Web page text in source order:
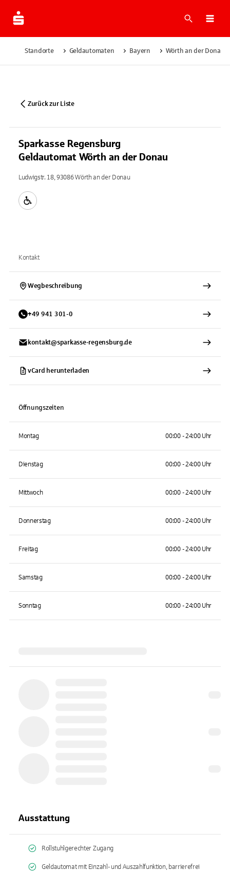
Suche
Standorte Geldautomaten Bayern Wörth an der Donau
Zurück zur Liste
Sparkasse Regensburg
Geldautomat Wörth an der Donau
Ludwigstr. 18, 93086 Wörth an der Donau
Kontakt
Wegbeschreibung
+49 941 301-0
kontakt@sparkasse-regensburg.de
vCard herunterladen
Öffnungszeiten
Montag 00:00 - 24:00 Uhr
Dienstag 00:00 - 24:00 Uhr
Mittwoch 00:00 - 24:00 Uhr
Donnerstag 00:00 - 24:00 Uhr
Freitag 00:00 - 24:00 Uhr
Samstag 00:00 - 24:00 Uhr
Sonntag 00:00 - 24:00 Uhr
Ausstattung
Rollstuhlgerechter Zugang
Geldautomat mit Einzahl- und Auszahlfunktion, barrierefrei